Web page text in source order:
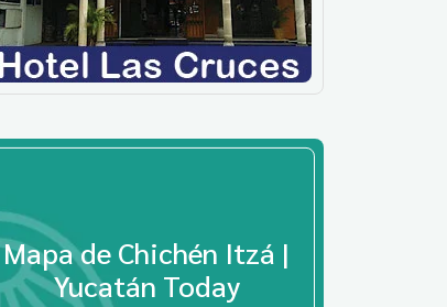
Mapa de Chichén Itzá |
Yucatán Today